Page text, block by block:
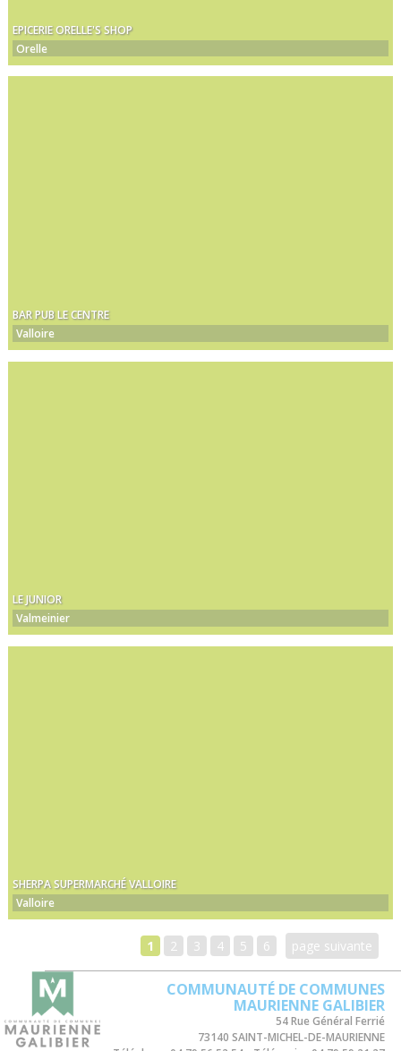
EPICERIE ORELLE'S SHOP
Orelle
BAR PUB LE CENTRE
Valloire
LE JUNIOR
Valmeinier
SHERPA SUPERMARCHÉ VALLOIRE
Valloire
1 2 3 4 5 6 page suivante
COMMUNAUTÉ DE COMMUNES
MAURIENNE GALIBIER
54 Rue Général Ferrié
73140 SAINT-MICHEL-DE-MAURIENNE